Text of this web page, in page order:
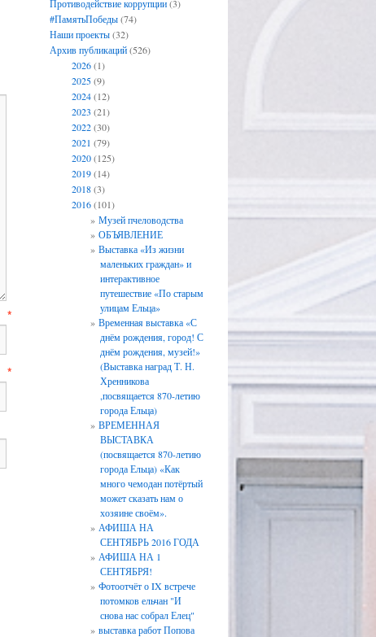
*
*
Противодействие коррупции(3)
#ПамятьПобеды(74)
Наши проекты(32)
Архив публикаций(526)
2026(1)
2025(9)
2024(12)
2023 (21)
2022(30)
2021 (79)
2020(125)
2019(14)
2018(3)
2016(101)
Музей пчеловодства
ОБЪЯВЛЕНИЕ
Выставка «Из жизни
маленьких граждан» и
интерактивное
путешествие «По старым
улицам Ельца»
Временная выставка «С
днём рождения, город! С
днём рождения, музей!»
(Выставка наград Т. Н.
Хренникова
,посвящается 870-летию
города Ельца)
ВРЕМЕННАЯ
ВЫСТАВКА
(посвящается 870-летию
города Ельца) «Как
много чемодан потёртый
может сказать нам о
хозяине своём».
АФИША НА
СЕНТЯБРЬ 2016 ГОДА
АФИША НА 1
СЕНТЯБРЯ!
Фотоотчёт о IX встрече
потомков ельчан "И
снова нас собрал Елец"
выставка работ Попова